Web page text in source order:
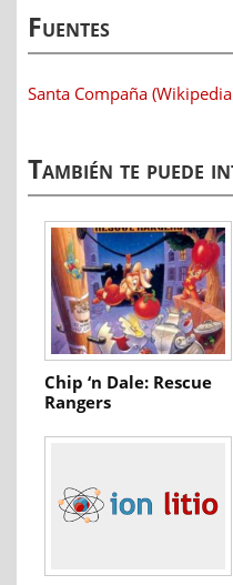
Fuentes
Santa Compaña
También te puede
Chip ‘n Dale: Rescue
Rangers